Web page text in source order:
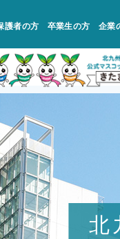
護者の方 卒業生の方 企業
北